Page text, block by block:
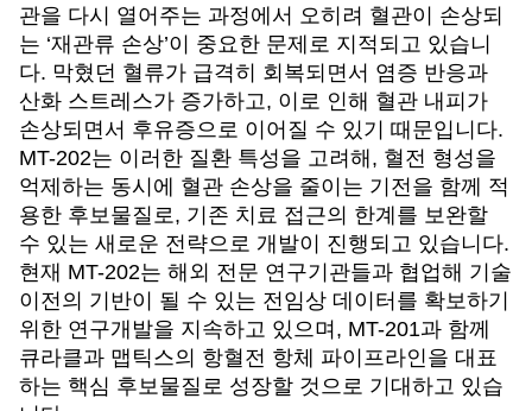
관을 다시 열어주는 과정에서 오히려 혈관이 손상되
는 ‘재관류 손상’이 중요한 문제로 지적되고 있습니
다. 막혔던 혈류가 급격히 회복되면서 염증 반응과
산화 스트레스가 증가하고, 이로 인해 혈관 내피가
손상되면서 후유증으로 이어질 수 있기 때문입니다.
MT-202는 이러한 질환 특성을 고려해, 혈전 형성을
억제하는 동시에 혈관 손상을 줄이는 기전을 함께 적
용한 후보물질로, 기존 치료 접근의 한계를 보완할
수 있는 새로운 전략으로 개발이 진행되고 있습니다.
현재 MT-202는 해외 전문 연구기관들과 협업해 기술
이전의 기반이 될 수 있는 전임상 데이터를 확보하기
위한 연구개발을 지속하고 있으며, MT-201과 함께
큐라클과 맵틱스의 항혈전 항체 파이프라인을 대표
하는 핵심 후보물질로 성장할 것으로 기대하고 있습